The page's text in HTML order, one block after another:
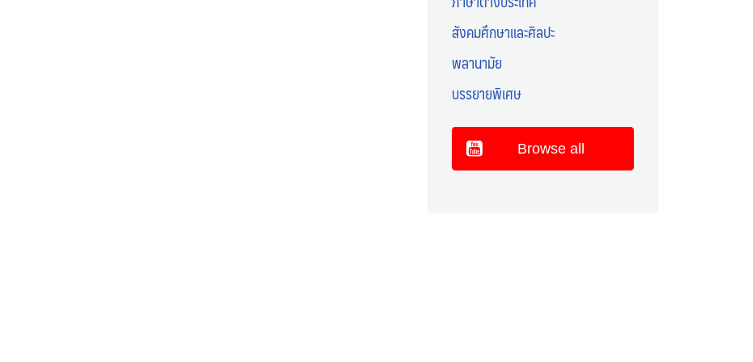
สังคมศึกษาและศิลปะ
พลานามัย
บรรยายพิเศษ
Browse all